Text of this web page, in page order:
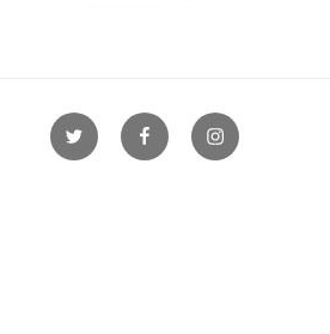
Twitter FacebookInstagram